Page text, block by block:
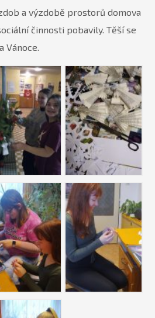
a výzdobě prostorů domova
činnosti pobavily. Těší se
Vánoce.